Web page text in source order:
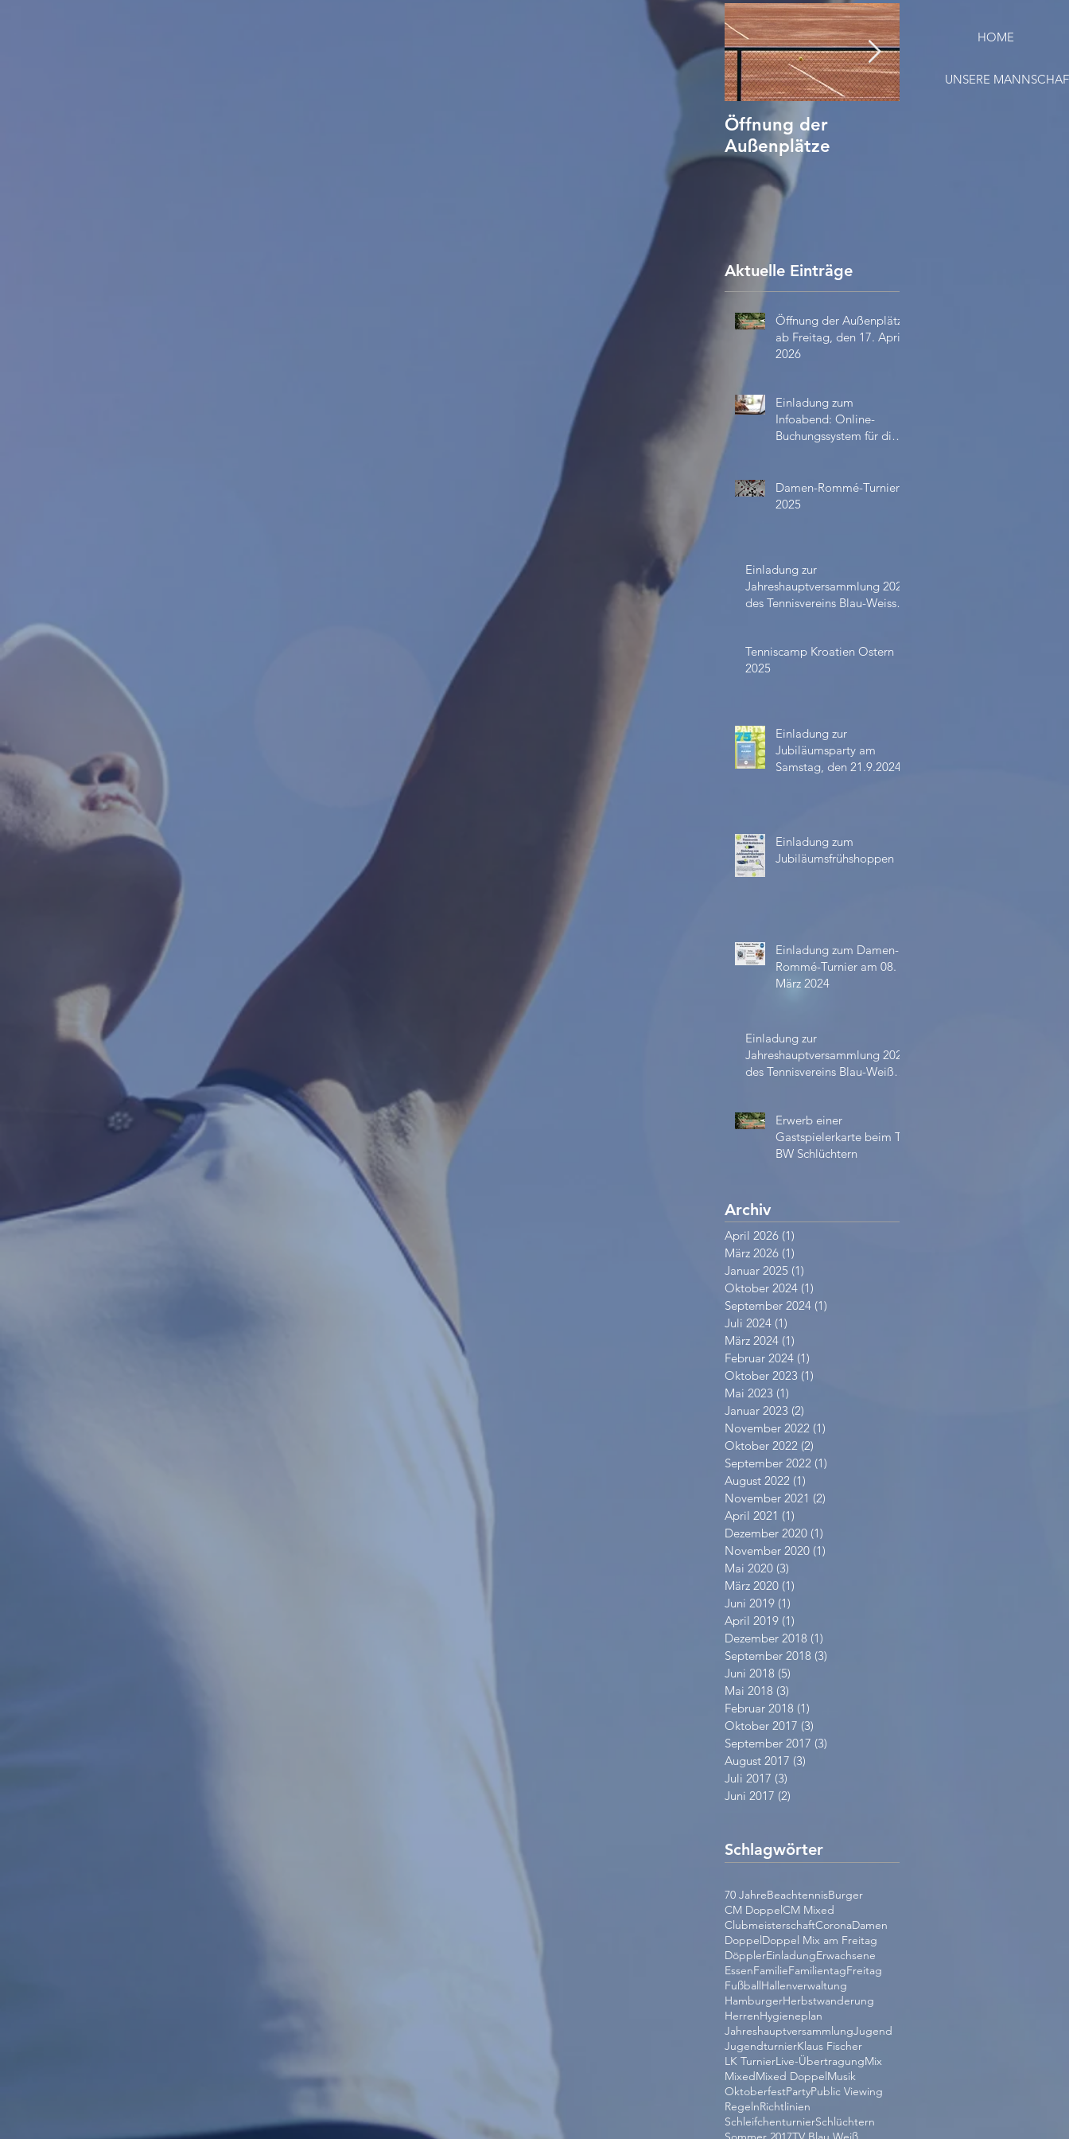
Öffnung der
Außenplätze
HOME
UNSERE
Aktuelle Einträge
Öffnung der Außenplätze
ab Freitag, den 17. April
2026
Einladung zum
Infoabend: Online-
Buchungssystem für die
Damen-Rommé-Turnier
2025
Einladung zur
Jahreshauptversammlung 2024
des Tennisvereins Blau-Weiss
Tenniscamp Kroatien Ostern
2025
Einladung zur
Jubiläumsparty am
Samstag, den 21.9.2024
Einladung zum
Jubiläumsfrühshoppen
Einladung zum Damen-
Rommé-Turnier am 08.
März 2024
Einladung zur
Jahreshauptversammlung 2023
des Tennisvereins Blau-Weiß
Erwerb einer
Gastspielerkarte beim TV
BW Schlüchtern
Archiv
April 2026 (1)
März 2026 (1)
Januar 2025 (1)
Oktober 2024 (1)
September 2024 (1)
Juli 2024 (1)
März 2024 (1)
Februar 2024 (1)
Oktober 2023 (1)
Mai 2023 (1)
Januar 2023 (2)
November 2022 (1)
Oktober 2022 (2)
September 2022 (1)
August 2022 (1)
November 2021 (2)
April 2021 (1)
Dezember 2020 (1)
November 2020 (1)
Mai 2020 (3)
März 2020 (1)
Juni 2019 (1)
April 2019 (1)
Dezember 2018 (1)
September 2018 (3)
Juni 2018 (5)
Mai 2018 (3)
Februar 2018 (1)
Oktober 2017 (3)
September 2017 (3)
August 2017 (3)
Juli 2017 (3)
Juni 2017 (2)
Schlagwörter
70 JahreBeachtennisBurger
CM DoppelCM Mixed
ClubmeisterschaftCoronaDamen
DoppelDoppel Mix am Freitag
DöpplerEinladungErwachsene
EssenFamilieFamilientagFreitag
FußballHallenverwaltung
HamburgerHerbstwanderung
HerrenHygieneplan
JahreshauptversammlungJugend
JugendturnierKlaus Fischer
LK TurnierLive-ÜbertragungMix
MixedMixed DoppelMusik
OktoberfestPartyPublic Viewing
RegelnRichtlinien
SchleifchenturnierSchlüchtern